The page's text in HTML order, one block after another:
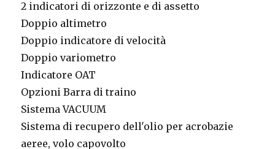
2 indicatori di orizzonte e di assetto
Doppio altimetro
Doppio indicatore di velocità
Doppio variometro
Indicatore OAT
Opzioni Barra di traino
Sistema VACUUM
Sistema di recupero dell'olio per acrobazie
aeree, volo capovolto